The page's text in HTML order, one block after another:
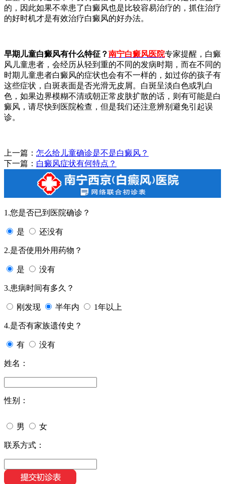
的，因此如果不幸患了白癜风也是比较容易治疗的，抓住治疗
的好时机才是有效治疗白癜风的好办法。
早期儿童白癜风有什么特征？南宁白癜风医院专家提醒，白癜
风儿童患者，会经历从轻到重的不同的发病时期，而在不同的
时期儿童患者白癜风的症状也会有不一样的，如过你的孩子有
这些症状，白斑表面是否光滑无皮屑。白斑呈淡白色或乳白
色，如果边界模糊不清或朝正常皮肤扩散的话，则有可能是白
癜风，请尽快到医院检查，但是我们还注意辨别避免引起误
诊。
上一篇： 怎么给儿童确诊是不是白癜风？
下一篇： 白癜风症状有何特点？
1.您是否已到医院确诊？
是 还没有
2.是否使用外用药物？
是 没有
3.患病时间有多久？
刚发现 半年内 1年以上
4.是否有家族遗传史？
有 没有
姓名：
性别：
男 女
联系方式：